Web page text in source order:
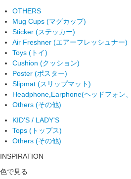
OTHERS
Mug Cups (マグカップ)
Sticker (ステッカー)
Air Freshner (エアーフレッシュナー)
Toys (トイ)
Cushion (クッション)
Poster (ポスター)
Slipmat (スリップマット)
Headphone,Earphone(ヘッドフォン
Others (その他)
KID'S / LADY'S
Tops (トップス)
Others (その他)
INSPIRATION
色で見る